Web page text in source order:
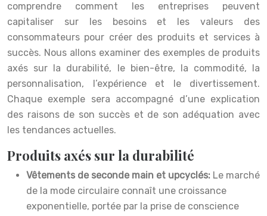
comprendre comment les entreprises peuvent
capitaliser sur les besoins et les valeurs des
consommateurs pour créer des produits et services à
succès. Nous allons examiner des exemples de produits
axés sur la durabilité, le bien-être, la commodité, la
personnalisation, l’expérience et le divertissement.
Chaque exemple sera accompagné d’une explication
des raisons de son succès et de son adéquation avec
les tendances actuelles.
Produits axés sur la durabilité
Vêtements de seconde main et upcyclés: Le marché
de la mode circulaire connaît une croissance
exponentielle, portée par la prise de conscience